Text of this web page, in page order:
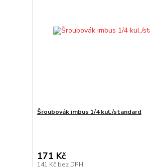
Šroubovák imbus 1/4 kul./standard
171 Kč
141 Kč bez DPH